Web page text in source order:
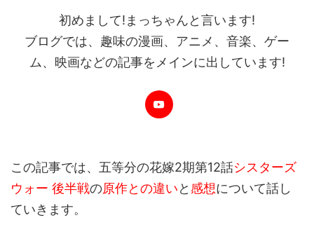
初めまして!まっちゃんと言います!
ブログでは、趣味の漫画、アニメ、音楽、ゲー
ム、映画などの記事をメインに出しています!
この記事では、五等分の花嫁2期第12話シスターズ
ウォー 後半戦の原作との違いと 感想について話し
ていきます。